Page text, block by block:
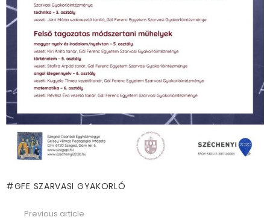
GFE SZARVASI GYAKORLÓ
Previous article